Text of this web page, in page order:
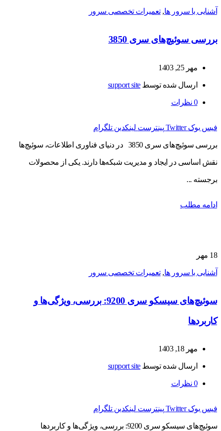
آشنایی با سرور ها,تعمیرات تخصصی سرور
بررسی سوئیچ‌های سری 3850
مهر 25, 1403
ارسال شده توسطsupport site
0 نظرات
فیس بوک Twitter پینترست لینکدین تلگرام
بررسی سوئیچ‌های سری 3850 در دنیای فناوری اطلاعات، سوئیچ‌ها
نقش اساسی در ایجاد و مدیریت شبکه‌ها دارند. یکی از محصولات
برجسته ...
ادامه مطلب
18 مهر
آشنایی با سرور ها,تعمیرات تخصصی سرور
سوئیچ‌های سیسکو سری 9200: بررسی، ویژگی‌ها و
کاربردها
مهر 18, 1403
ارسال شده توسطsupport site
0 نظرات
فیس بوک Twitter پینترست لینکدین تلگرام
سوئیچ‌های سیسکو سری 9200: بررسی، ویژگی‌ها و کاربردها